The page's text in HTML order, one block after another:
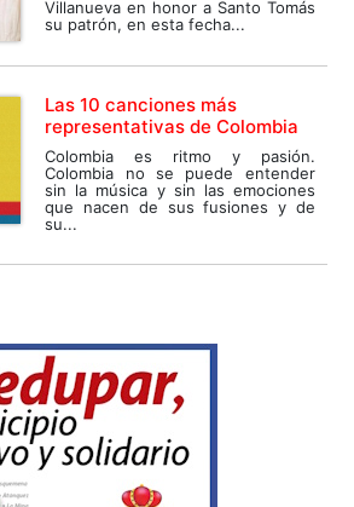
Villanueva en honor a Santo Tomás
su patrón, en esta fecha...
Las 10 canciones más
representativas de Colombia
Colombia es ritmo y pasión.
Colombia no se puede entender
sin la música y sin las emociones
que nacen de sus fusiones y de
su...